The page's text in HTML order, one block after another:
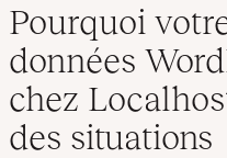
Pourquoi
données
chez
des situations